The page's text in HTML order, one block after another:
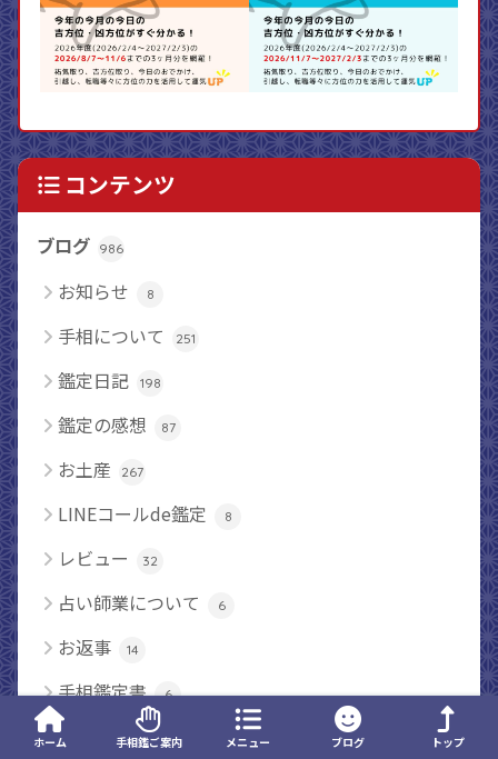
コンテンツ
ブログ 986
お知らせ 8
手相について 251
鑑定日記 198
鑑定の感想 87
お土産 267
LINEコールde鑑定 8
レビュー 32
占い師業について 6
お返事 14
手相鑑定書 6
手相の勉強 5
ホーム 手相鑑ご案内 メニュー ブログ トップ